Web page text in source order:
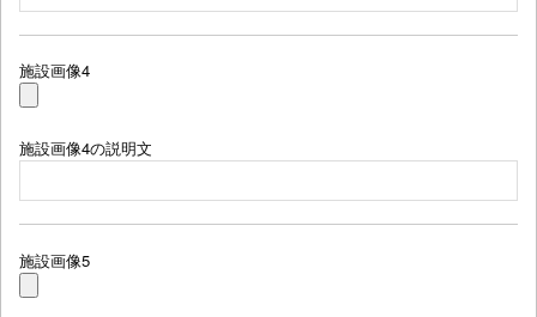
施設画像4
施設画像4の説明文
施設画像5